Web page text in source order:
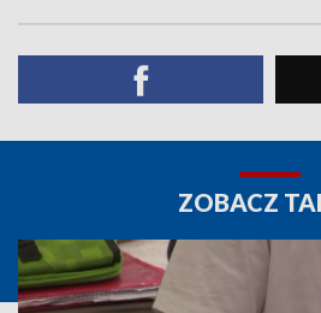
ZOBACZ